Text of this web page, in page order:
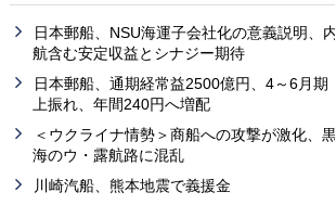
日本郵船、NSU海運子会社化の意義説明、内
航含む安定収益とシナジー期待
日本郵船、通期経常益2500億円、4～6月期
上振れ、年間240円へ増配
＜ウクライナ情勢＞商船への攻撃が激化、黒
海のウ・露航路に混乱
川崎汽船、熊本地震で義援金